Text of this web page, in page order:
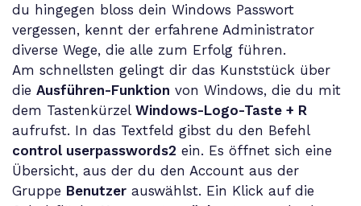
du hingegen bloss dein Windows Passwort
vergessen, kennt der erfahrene Administrator
diverse Wege, die alle zum Erfolg führen.
Am schnellsten gelingt dir das Kunststück über
die Ausführen-Funktion von Windows, die du mit
dem Tastenkürzel Windows-Logo-Taste + R
aufrufst. In das Textfeld gibst du den Befehl
control userpasswords2 ein. Es öffnet sich eine
Übersicht, aus der du den Account aus der
Gruppe Benutzer auswählst. Ein Klick auf die